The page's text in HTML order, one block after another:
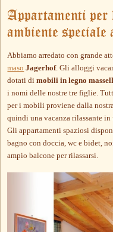
Appartamenti per
ambiente
Abbiamo arredato con grande
maso Jagerhof. Gli alloggi
dotati dimobili in legno
i nomi delle nostre tre figlie.
per i mobili proviene dalla
quindi una vacanza rilassante
Gli appartamenti spaziosi
bagno con doccia, wc e bidet,
ampio balcone per rilassarsi.